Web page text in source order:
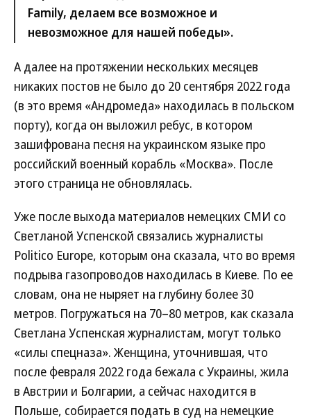
Family, делаем все возможное и
невозможное для нашей победы».
А далее на протяжении нескольких месяцев
никаких постов не было до 20 сентября 2022 года
(в это время «Андромеда» находилась в польском
порту), когда он выложил ребус, в котором
зашифрована песня на украинском языке про
российский военный корабль «Москва». После
этого страница не обновлялась.
Уже после выхода материалов немецких СМИ со
Светланой Успенской связались журналисты
Politico Europe, которым она сказала, что во время
подрыва газопроводов находилась в Киеве. По ее
словам, она не ныряет на глубину более 30
метров. Погружаться на 70–80 метров, как сказала
Светлана Успенская журналистам, могут только
«силы спецназа». Женщина, уточнившая, что
после февраля 2022 года бежала с Украины, жила
в Австрии и Болгарии, а сейчас находится в
Польше, собирается подать в суд на немецкие